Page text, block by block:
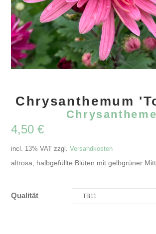
Chrysanthemum
Chrysantheme
4,50€
incl. 13% VAT zzgl.Versandkosten
altrosa, halbgefüllte Blüten mit gelbgrüner
Qualität